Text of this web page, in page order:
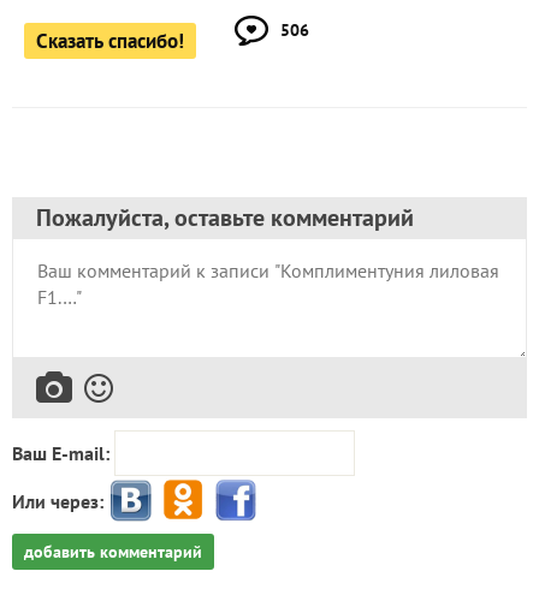
Сказать спасибо! 506
Пожалуйста, оставьте комментарий
Ваш E-mail:
Или через:
добавить комментарий